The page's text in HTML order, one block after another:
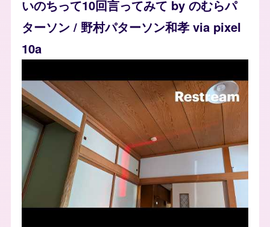
いのちって10回言ってみて by のむらパ
ターソン / 野村パターソン和孝 via pixel
10a